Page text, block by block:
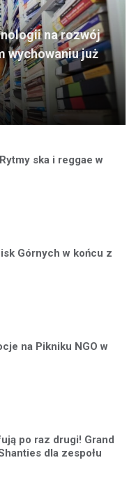
na rozwój
wychowaniu już
ska i reggae w
Górnych w końcu z
na Pikniku NGO w
po raz drugi! Grand
dla zespołu